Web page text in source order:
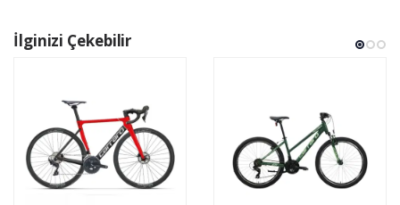
İlginizi Çekebilir